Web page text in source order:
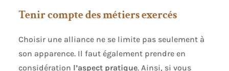
bague. Il peut être utilisé comme alliances,
bagues de fiançailles, bagues d'amitié, bagues
mariage, cadeaux d'anniversaire, de belles bijoux
pour toutes les occasions. ♥ Service Après-Vente:
Epinki s'engage à fournir des bijoux à la mode et
à maintenir l'expérience d'achat agréable à ses
Tenir compte des métiers exercés
Choisir une alliance ne se limite pas seulement à
son apparence. Il faut également prendre en
considération l’aspect pratique. Ainsi, si vous